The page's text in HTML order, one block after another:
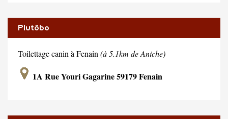
Plutôbo
Toilettage canin à Fenain (à 5.1km de Aniche)
1A Rue Youri Gagarine 59179 Fenain